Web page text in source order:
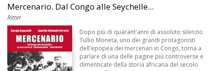
Mercenario. Dal Congo alle Seychelle...
Ritter
Dopo più di quarant'anni di assoluto silenzio
Tullio Moneta, uno dei grandi protagonisti
dell'epopea dei mercenari in Congo, torna a
parlare di una delle pagine più controverse e
dimenticate della storia africana del secolo